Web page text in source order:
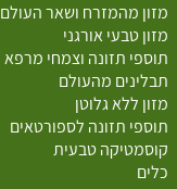
מזון מהמזרח ושאר העולם
מזון טבעי אורגני
תוספי תזונה וצמחי מרפא
תבלינים מהעולם
מזון ללא גלוטן
תוספי תזונה לספורטאים
קוסמטיקה טבעית
כלים